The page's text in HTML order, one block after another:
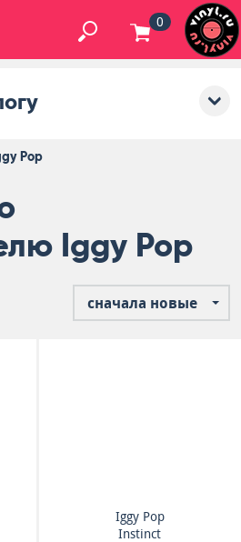
0
Pop
Iggy Pop
сначала новые
Iggy Pop
Instinct